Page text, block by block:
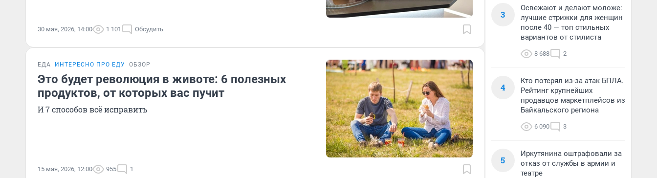
30 мая, 2026, 14:00 1 101 Обсудить
ЕДА ИНТЕРЕСНО ПРО ЕДУ ОБЗОР
Это будет революция в животе: 6 полезных
продуктов, от которых вас пучит
И 7 способов всё исправить
15 мая, 2026, 12:00 955 1
3
Освежают и делают моложе:
лучшие стрижки для женщин
после 40 — топ стильных
вариантов от стилиста
8 688 2
4
Кто потерял из-за атак БПЛА.
Рейтинг крупнейших
продавцов маркетплейсов из
Байкальского региона
6 090 3
5
Иркутянина оштрафовали за
отказ от службы в армии и
театре